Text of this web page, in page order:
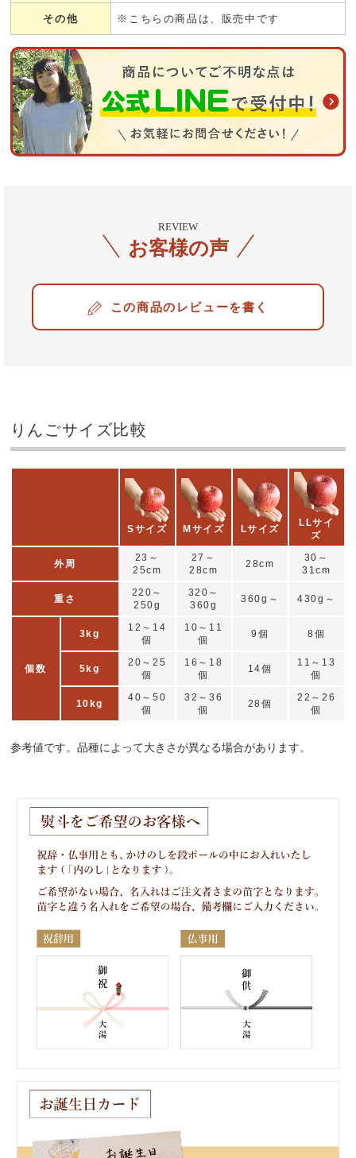
その他 ※こちらの商品は、販売中です
REVIEW
お客様の声
レビューを書く
りんごサイズ比較
Sサイズ Mサイズ Lサイズ
LLサイ
ズ
外周
23～
25cm
27～
28cm
28cm
30～
31cm
重さ
220～
250g
320～
360g
360g～ 430g～
個数
3kg
12～14
個
10～11
個
9個 8個
5kg
20～25
個
16～18
個
14個
11～13
個
10kg
40～50
個
32～36
個
28個
22～26
個
参考値です。品種によって大きさが異なる場合があります。